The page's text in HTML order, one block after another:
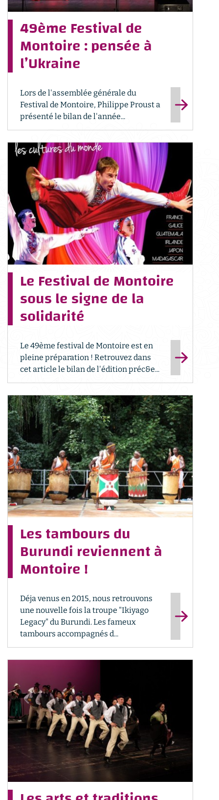
49ème Festival de
Montoire : pensée à
l’Ukraine
Lors de l'assemblée générale du
Festival de Montoire, Philippe Proust a
présenté le bilan de l'année...
Le Festival de Montoire
sous le signe de la
solidarité
Le 49ème festival de Montoire est en
pleine préparation ! Retrouvez dans
cet article le bilan de l'édition préc&e...
Les tambours du
Burundi reviennent à
Montoire !
Déja venus en 2015, nous retrouvons
une nouvelle fois la troupe "Ikiyago
Legacy" du Burundi. Les fameux
tambours accompagnés d...